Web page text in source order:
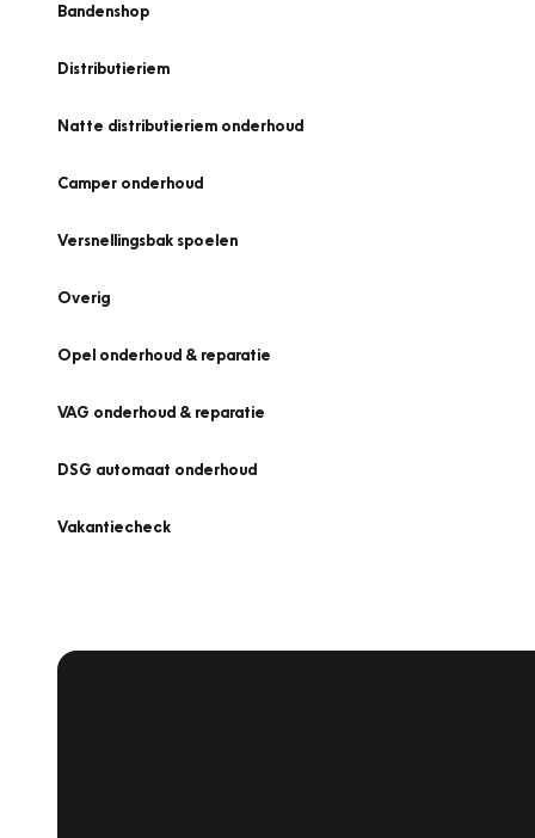
Bandenshop
Distributieriem
Natte distributieriem onderhoud
Camper onderhoud
Versnellingsbak spoelen
Overig
Opel onderhoud & reparatie
VAG onderhoud & reparatie
DSG automaat onderhoud
Vakantiecheck